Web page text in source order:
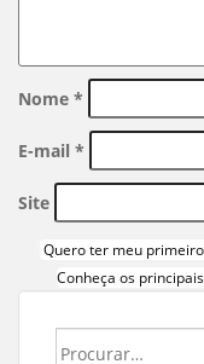
Nome *
E-mail *
Site
Quero ter meu
Conheça os